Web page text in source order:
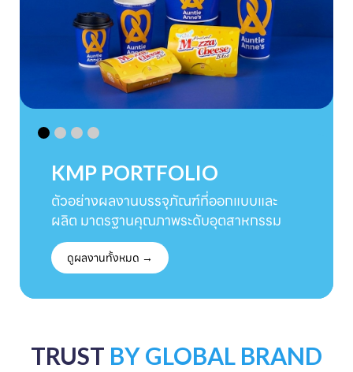
KMP PORTFOLIO
ตัวอย่างผลงานบรรจุภัณฑ์ที่ออกแบบและ
ผลิต มาตรฐานคุณภาพระดับอุตสาหกรรม
ดูผลงานทั้งหมด →
TRUST BY GLOBAL BRAND